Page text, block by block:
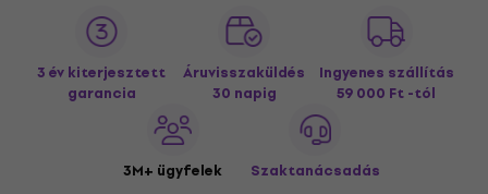
3 év kiterjesztett
garancia
Áruvisszaküldés
30 napig
Ingyenes szállítás
59 000 Ft -tól
3M+ ügyfelek Szaktanácsadás